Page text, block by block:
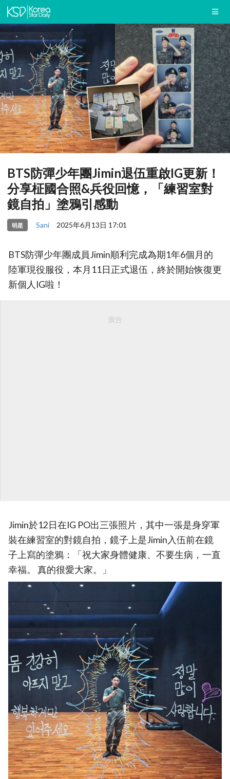
BTS防彈少年團Jimin退伍重啟IG更新！
分享柾國合照&兵役回憶，「練習室對
鏡自拍」塗鴉引感動
明星 Sani 2025年6月13日 17:01
BTS防彈少年團成員Jimin順利完成為期1年6個月的
陸軍現役服役，本月11日正式退伍，終於開始恢復更
新個人IG啦！
廣告
Jimin於12日在IG PO出三張照片，其中一張是身穿軍
裝在練習室的對鏡自拍，鏡子上是Jimin入伍前在鏡
子上寫的塗鴉：「祝大家身體健康、不要生病，一直
幸福。 真的很愛大家。」